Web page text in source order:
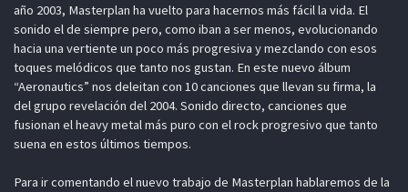
año 2003, Masterplan ha vuelto para hacernos más fácil la vida. El
sonido el de siempre pero, como iban a ser menos, evolucionando
hacia una vertiente un poco más progresiva y mezclando con esos
toques melódicos que tanto nos gustan. En este nuevo álbum
“Aeronautics” nos deleitan con 10 canciones que llevan su firma, la
del grupo revelación del 2004. Sonido directo, canciones que
fusionan el heavy metal más puro con el rock progresivo que tanto
suena en estos últimos tiempos.
Para ir comentando el nuevo trabajo de Masterplan hablaremos de la